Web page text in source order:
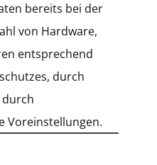
bereits bei der
von Hardware,
entsprechend
durch
Voreinstellungen.